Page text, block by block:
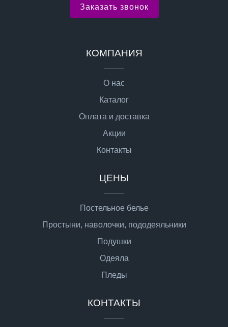
Заказать звонок
КОМПАНИЯ
О нас
Каталог
Оплата и доставка
Акции
Контакты
ЦЕНЫ
Постельное белье
Простыни, наволочки, пододеяльники
Подушки
Одеяла
Пледы
КОНТАКТЫ